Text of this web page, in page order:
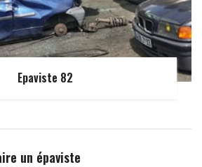
Epaviste 82
un épaviste